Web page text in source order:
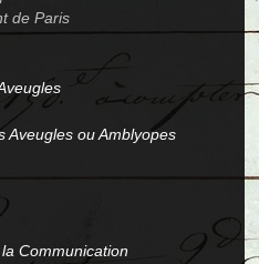
de Paris
Aveugles ou Amblyopes
Communication